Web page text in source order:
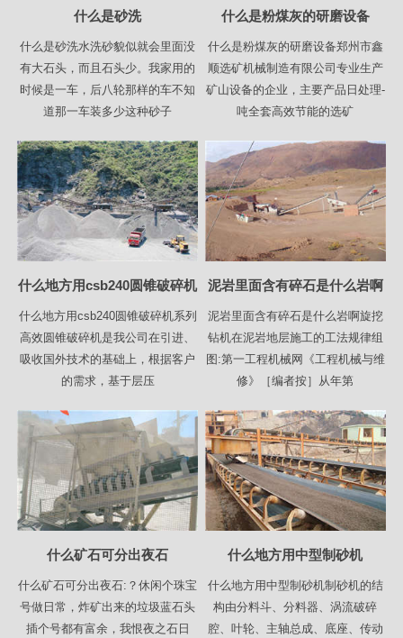
什么是砂洗
什么是砂洗水洗砂貌似就会里面没
有大石头，而且石头少。我家用的
时候是一车，后八轮那样的车不知
道那一车装多少这种砂子
什么是粉煤灰的研磨设备
什么是粉煤灰的研磨设备郑州市鑫
顺选矿机械制造有限公司专业生产
矿山设备的企业，主要产品日处理-
吨全套高效节能的选矿
什么地方用csb240圆锥破碎机
什么地方用csb240圆锥破碎机系列
高效圆锥破碎机是我公司在引进、
吸收国外技术的基础上，根据客户
的需求，基于层压
泥岩里面含有碎石是什么岩啊
泥岩里面含有碎石是什么岩啊旋挖
钻机在泥岩地层施工的工法规律组
图:第一工程机械网《工程机械与维
修》［编者按］从年第
什么矿石可分出夜石
什么矿石可分出夜石:？休闲个珠宝
号做日常，炸矿出来的垃圾蓝石头
插个号都有富余，我恨夜之石日
什么地方用中型制砂机
什么地方用中型制砂机制砂机的结
构由分料斗、分料器、涡流破碎
腔、叶轮、主轴总成、底座、传动